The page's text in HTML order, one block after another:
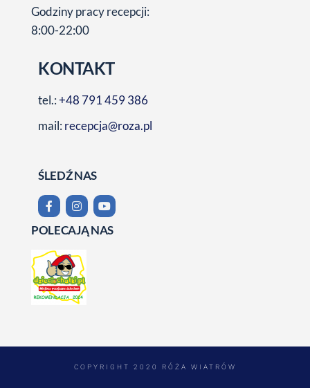
Godziny pracy recepcji:
8:00-22:00
KONTAKT
tel.:+48 791 459 386
mail: recepcja@roza.pl
ŚLEDŹ NAS
POLECAJĄ NAS
COPYRIGHT 2020 RÓŻA WIATRÓW